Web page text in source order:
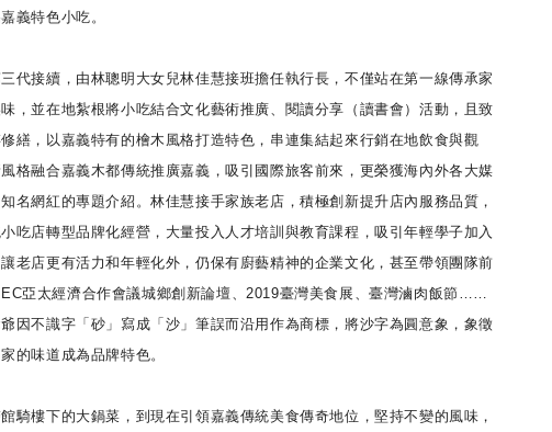
義特色小吃。
接續，由林聰明大女兒林佳慧接班擔任執行長，不僅站在第一線傳承家
，並在地紮根將小吃結合文化藝術推廣、閱讀分享（讀書會）活動，且致
繕，以嘉義特有的檜木風格打造特色，串連集結起來行銷在地飲食與觀
格融合嘉義木都傳統推廣嘉義，吸引國際旅客前來，更榮獲海內外各大媒
名網紅的專題介紹。林佳慧接手家族老店，積極創新提升店內服務品質，
吃店轉型品牌化經營，大量投入人才培訓與教育課程，吸引年輕學子加入
老店更有活力和年輕化外，仍保有廚藝精神的企業文化，甚至帶領團隊前
亞太經濟合作會議城鄉創新論壇、2019臺灣美食展、臺灣滷肉飯節……
因不識字「砂」寫成「沙」筆誤而沿用作為商標，將沙字為圓意象，象徵
的味道成為品牌特色。
樓下的大鍋菜，到現在引領嘉義傳統美食傳奇地位，堅持不變的風味，